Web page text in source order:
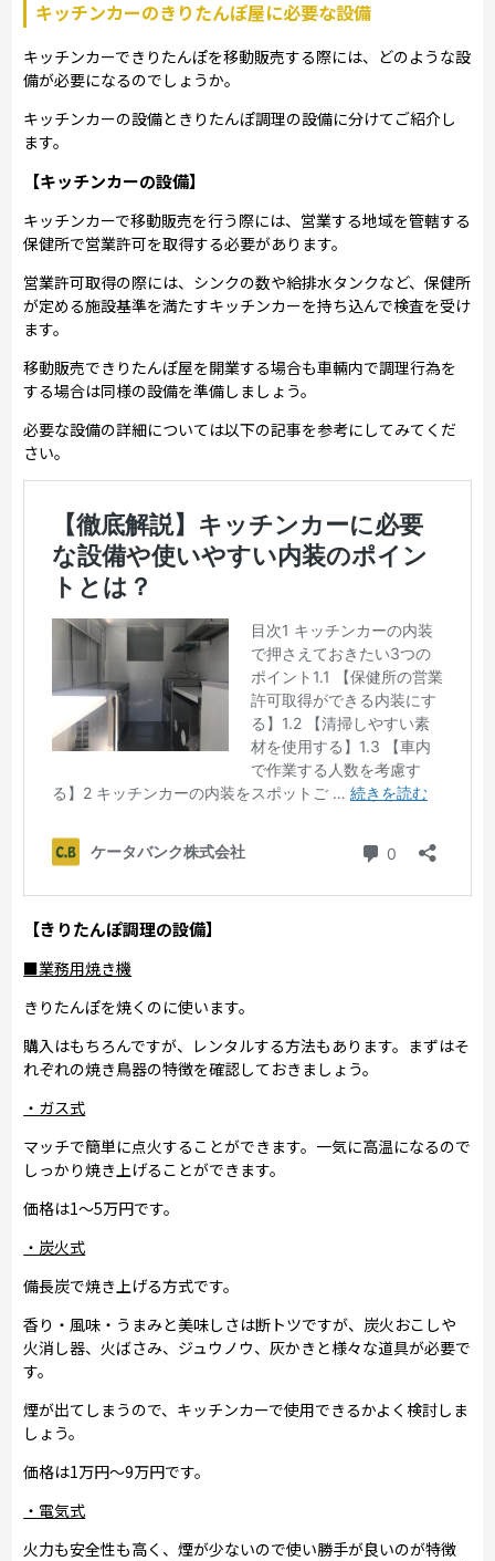
キッチンカーのきりたんぽ屋に必要な設備
キッチンカーできりたんぽを移動販売する際には、どのような設
備が必要になるのでしょうか。
キッチンカーの設備ときりたんぽ調理の設備に分けてご紹介し
ます。
【キッチンカーの設備】
キッチンカーで移動販売を行う際には、営業する地域を管轄する
保健所で営業許可を取得する必要があります。
営業許可取得の際には、シンクの数や給排水タンクなど、保健所
が定める施設基準を満たすキッチンカーを持ち込んで検査を受け
ます。
移動販売できりたんぽ屋を開業する場合も車輛内で調理行為を
する場合は同様の設備を準備しましょう。
必要な設備の詳細については以下の記事を参考にしてみてくだ
さい。
【きりたんぽ調理の設備】
■業務用焼き機
きりたんぽを焼くのに使います。
購入はもちろんですが、レンタルする方法もあります。まずはそ
れぞれの焼き鳥器の特徴を確認しておきましょう。
・ガス式
マッチで簡単に点火することができます。一気に高温になるので
しっかり焼き上げることができます。
価格は1～5万円です。
・炭火式
備長炭で焼き上げる方式です。
香り・風味・うまみと美味しさは断トツですが、炭火おこしや
火消し器、火ばさみ、ジュウノウ、灰かきと様々な道具が必要で
す。
煙が出てしまうので、キッチンカーで使用できるかよく検討しま
しょう。
価格は1万円～9万円です。
・電気式
火力も安全性も高く、煙が少ないので使い勝手が良いのが特徴